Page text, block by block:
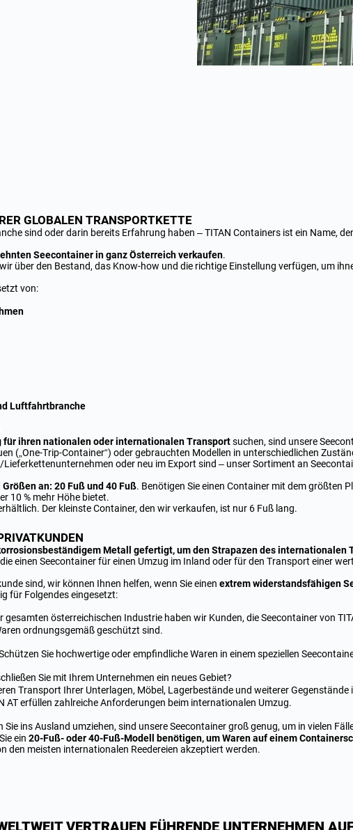
GLOBALEN TRANSPORTKETTE
sind oder darin bereits Erfahrung haben – TITAN Containers ist ein Name,
Seecontainer in ganz Österreich verkaufen.
über den Bestand, das Know-how und die richtige Einstellung verfügen, um
von:
Luftfahrtbranche
für ihren nationalen oder internationalen Transportsuchen, sind unsere
(„One-Trip-Container“) oder gebrauchten Modellen in unterschiedlichen
Lieferkettenunternehmen oder neu im Export sind – unser Sortiment an
Größen an: 20 Fuß und 40 Fuß. Benötigen Sie einen Container mit dem größten
10 % mehr Höhe bietet.
Der kleinste Container, den wir verkaufen, ist nur 6 Fuß lang.
Metall gefertigt, um den Strapazen des internationalen
einen Seecontainer für einen Umzug im Inland oder für den Transport einer
sind, wir können Ihnen helfen, wenn Sie einen extrem widerstandsfähigen
für Folgendes eingesetzt:
gesamten österreichischen Industrie haben wir Kunden, die Seecontainer von
ordnungsgemäß geschützt sind.
Sie hochwertige oder empfindliche Waren in einem speziellen
Sie mit Ihrem Unternehmen ein neues Gebiet?
Transport Ihrer Unterlagen, Möbel, Lagerbestände und weiterer Gegenstände
AT erfüllen zahlreiche Anforderungen beim internationalen Umzug.
Sie ins Ausland umziehen, sind unsere Seecontainer groß genug, um in vielen
ein 20-Fuß- oder 40-Fuß-Modell benötigen, um Waren auf einem
den meisten internationalen Reedereien akzeptiert werden.
VERTRAUEN FÜHRENDE UNTERNEHMEN